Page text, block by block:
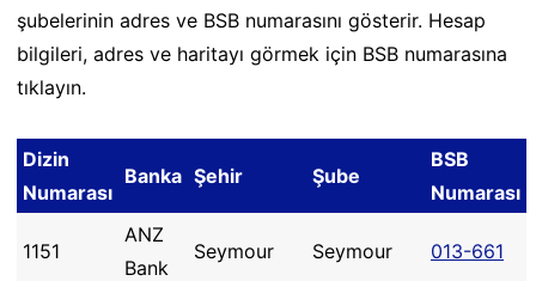
şubelerinin adres ve BSB numarasını gösterir. Hesap
bilgileri, adres ve haritayı görmek için BSB numarasına
tıklayın.
Dizin
Numarası
Banka Şehir Şube
BSB
Numarası
1151
ANZ
Bank
Seymour Seymour 013-661